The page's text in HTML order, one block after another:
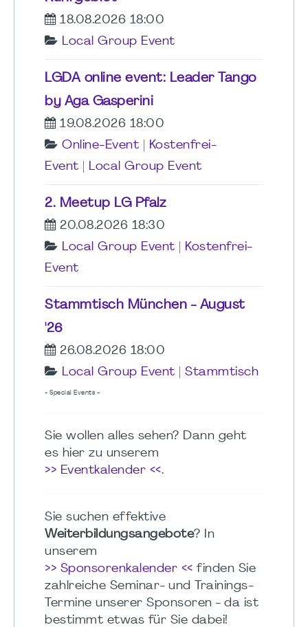
18.08.2026 18:00
Local Group Event
LGDA online event: Leader Tango
by Aga Gasperini
19.08.2026 18:00
Online-Event
Kostenfrei-
Event
Local Group Event
2. Meetup LG Pfalz
20.08.2026 18:30
Local Group Event
Kostenfrei-
Event
Stammtisch München - August
'26
26.08.2026 18:00
Local Group Event
Stammtisch
- Special Events -
Sie wollen alles sehen? Dann geht
es hier zu unserem
>> Eventkalender <<.
Sie suchen effektive
Weiterbildungsangebote? In
unserem
>> Sponsorenkalender << finden Sie
zahlreiche Seminar- und Trainings-
Termine unserer Sponsoren - da ist
bestimmt etwas für Sie dabei!